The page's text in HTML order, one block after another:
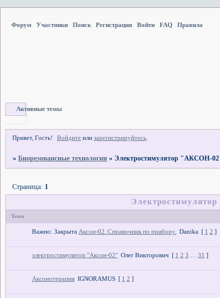
Форум Участники Поиск Регистрация Войти FAQ Правила
Активные темы
Привет, Гость! Войдите илизарегистрируйтесь.
»Биорезонансные технологии » Электростимулятор "АКСОН-
Страница: 1
Тема
Важно: Закрыта Аксон-02. Справочник по прибору. Danika [ 1 2 ]
электростимулятор "Аксон-02" Олег Викторович [ 1 2 3 … 31 ]
Аксонотерапия IGNORAMUS [ 1 2 ]